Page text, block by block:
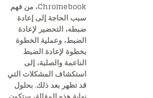
Chromebook، من فهم
سبب الحاجة إلى إعادة
ضبطه، التحضير لإعادة
الضبط، وعملية الخطوة
بخطوة لإعادة الضبط
الناعمة والصلبة، إلى
استكشاف المشكلات التي
قد تظهر بعد ذلك. بحلول